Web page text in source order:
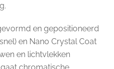
en gepositioneerd
en Nano Crystal Coat
en lichtvlekken